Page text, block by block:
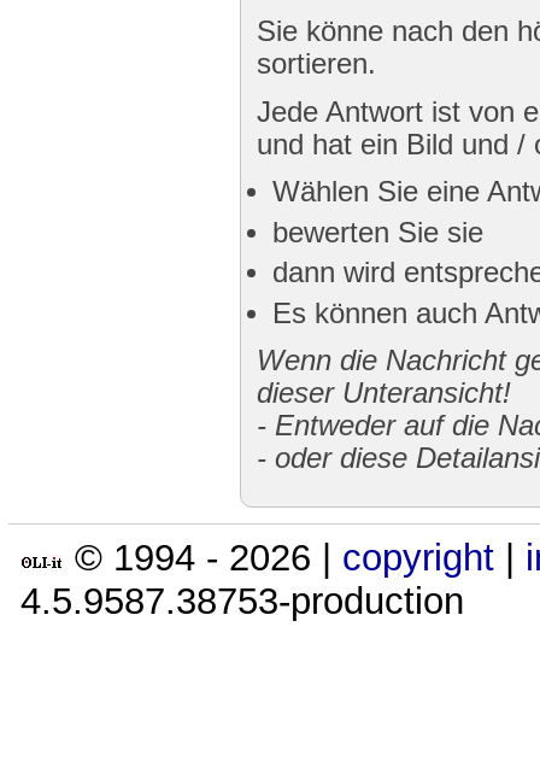
Sie könne nach den
sortieren.
Jede Antwort ist von
und hat ein Bild und /
Wählen Sie eine
bewerten Sie sie
dann wird
Es können auch
Wenn die Nachricht
dieser Unteransicht!
- Entweder auf die
- oder diese
© 1994 - 2026 | copyright |
4.5.9587.38753-production